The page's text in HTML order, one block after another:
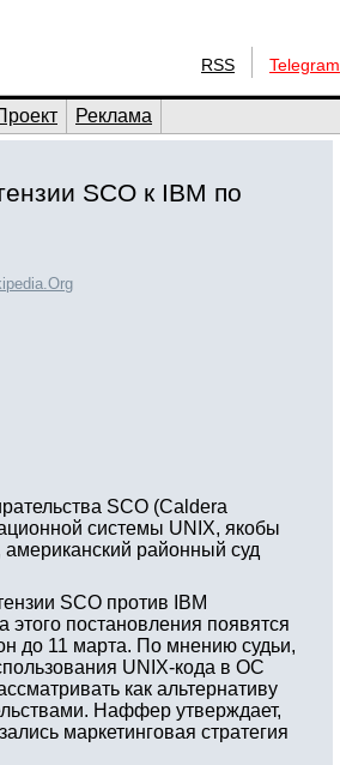
RSS Telegram
Реклама
SCO к IBM по
SCO (Caldera
системы UNIX, якобы
районный суд
SCO против IBM
этого постановления появятся
до 11 марта. По мнению судьи,
UNIX-кода в ОС
как альтернативу
Наффер утверждает,
маркетинговая стратегия